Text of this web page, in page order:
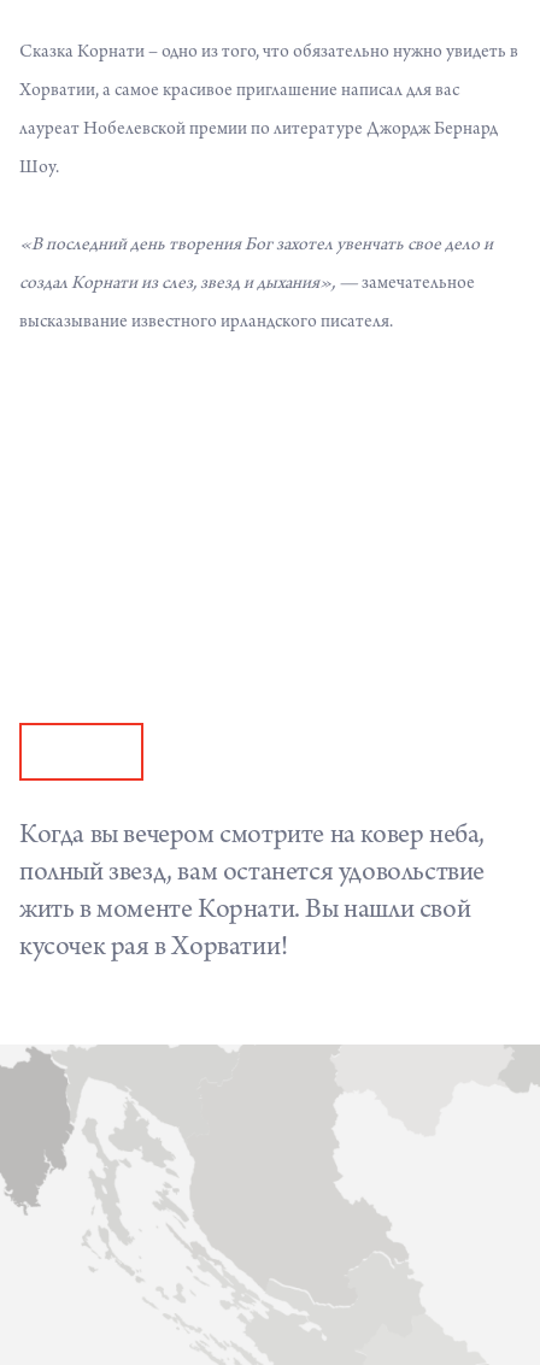
Сказка Корнати – одно из того, что обязательно нужно увидеть в
Хорватии, а самое красивое приглашение написал для вас
лауреат Нобелевской премии по литературе Джордж Бернард
Шоу.
«В последний день творения Бог захотел увенчать свое дело и
создал Корнати из слез, звезд и дыхания», —замечательное
высказывание известного ирландского писателя.
Когда вы вечером смотрите на ковер неба,
полный звезд, вам останется удовольствие
жить в моменте Корнати. Вы нашли свой
кусочек рая в Хорватии!